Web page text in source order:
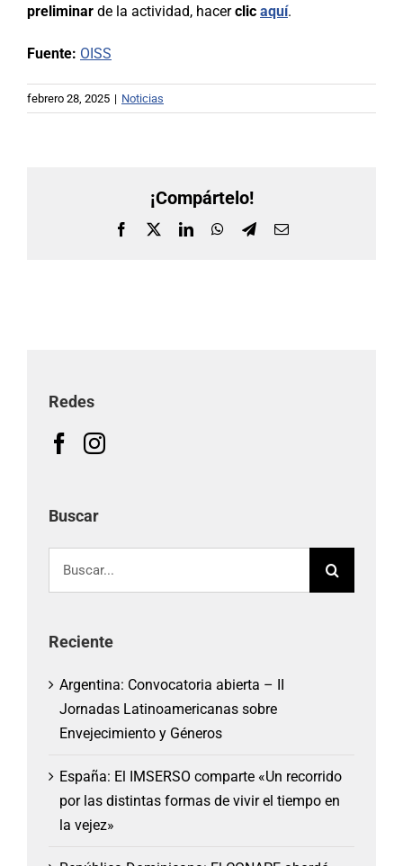
preliminar de la actividad, hacerclic aquí.
Fuente: OISS
febrero 28, 2025 | Noticias
¡Compártelo!
Facebook LinkedInWhatsApp
TelegramCorreo
Redes
Buscar
Reciente
Argentina: Convocatoria abierta – II
Jornadas Latinoamericanas sobre
Envejecimiento y Géneros
España: El IMSERSO comparte «Un recorrido
por las distintas formas de vivir el tiempo en
la vejez»